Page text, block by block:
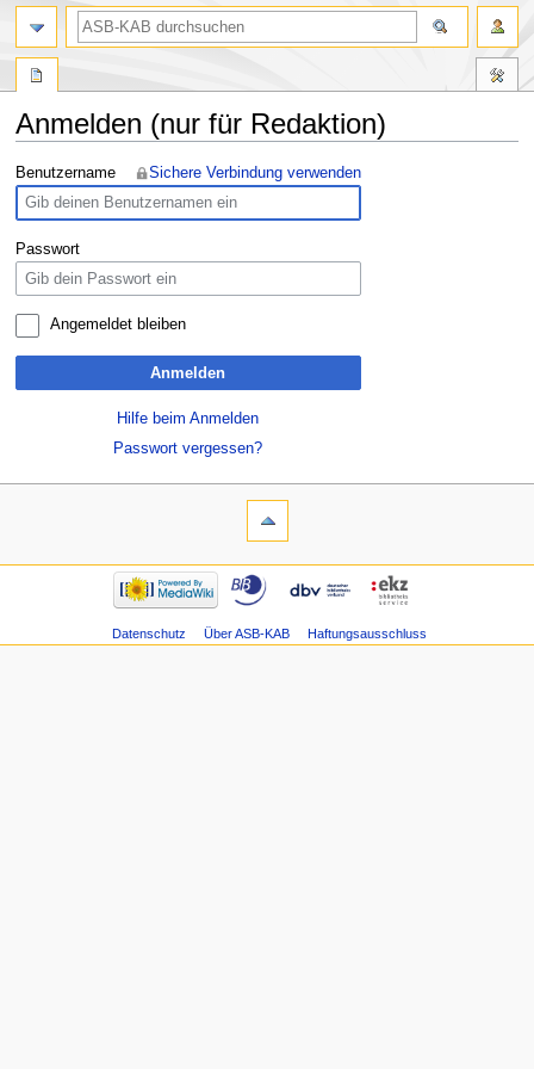
Anmelden (nur für Redaktion)
Zur
Navigation
springen
Zur
Suche
springen
Benutzername Sichere Verbindung verwenden
Passwort
Angemeldet bleiben
Anmelden
Hilfe beim Anmelden
Passwort vergessen?
Datenschutz Über ASB-KAB Haftungsausschluss